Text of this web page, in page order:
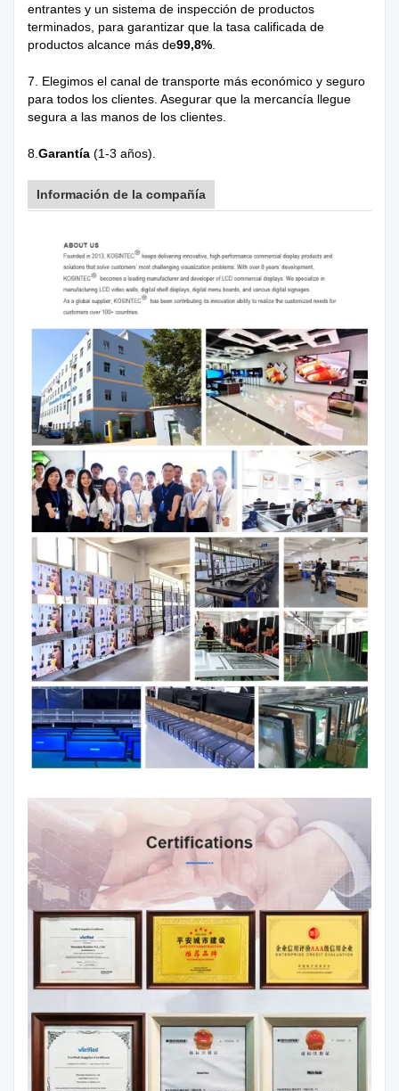
entrantes y un sistema de inspección de productos
terminados, para garantizar que la tasa calificada de
productos alcance más de99,8%
7. Elegimos el canal de transporte más económico y seguro
para todos los clientes. Asegurar que la mercancía llegue
segura a las manos de los clientes.
8. Garantía (1-3 años).
Información de la compañía